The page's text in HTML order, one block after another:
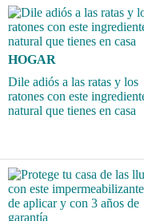
HOGAR
Dile adiós a las ratas y los
ratones con este
natural que tienes en casa